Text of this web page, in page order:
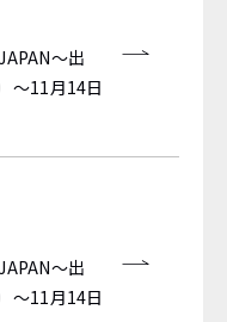
～出
11月14日
～出
11月14日